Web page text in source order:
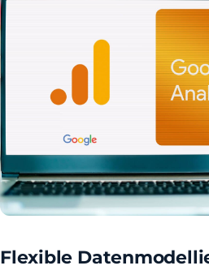
Flexible